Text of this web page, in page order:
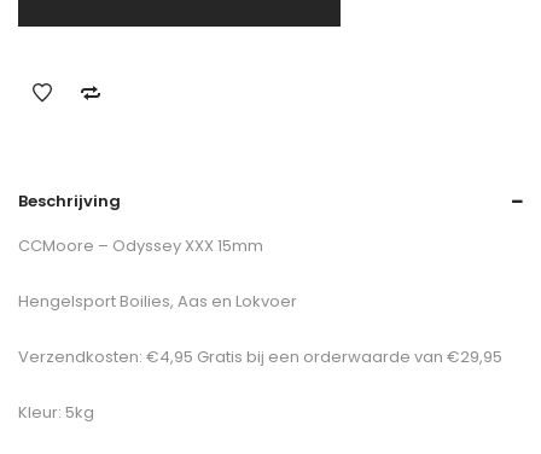
Beschrijving
CCMoore – Odyssey XXX 15mm
Hengelsport Boilies, Aas en Lokvoer
Verzendkosten: €4,95 Gratis bij een orderwaarde van €29,95
Kleur: 5kg